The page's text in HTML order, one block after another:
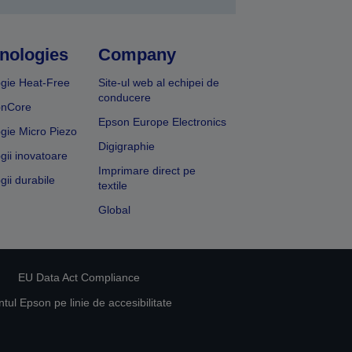
Heat-Free
Micro Piezo
inovatoare
durabile
Company
Site-ul web al echipei de
conducere
Epson Europe Electronics
Digigraphie
Imprimare direct pe
textile
Global
EU Data Act Compliance
Epson pe linie de accesibilitate